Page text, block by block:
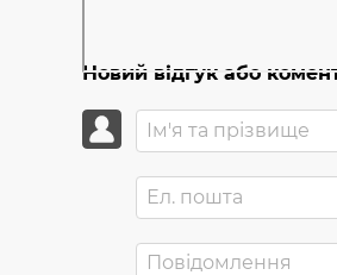
Новий відгук або